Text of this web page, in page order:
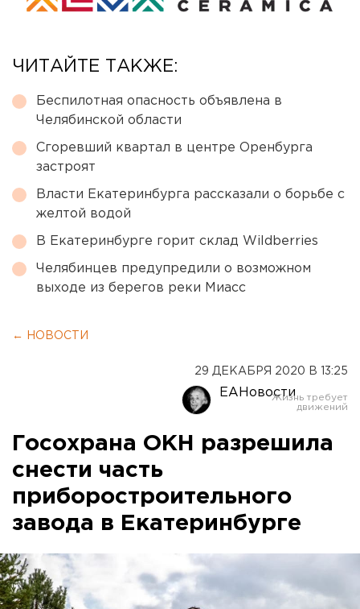
ЧИТАЙТЕ ТАКЖЕ:
Беспилотная опасность объявлена в
Челябинской области
Сгоревший квартал в центре Оренбурга
застроят
Власти Екатеринбурга рассказали о борьбе с
желтой водой
В Екатеринбурге горит склад Wildberries
Челябинцев предупредили о возможном
выходе из берегов реки Миасс
← НОВОСТИ
29 ДЕКАБРЯ 2020 В 13:25
ЕАНовости
Госохрана ОКН разрешила
снести часть
приборостроительного
завода в Екатеринбурге